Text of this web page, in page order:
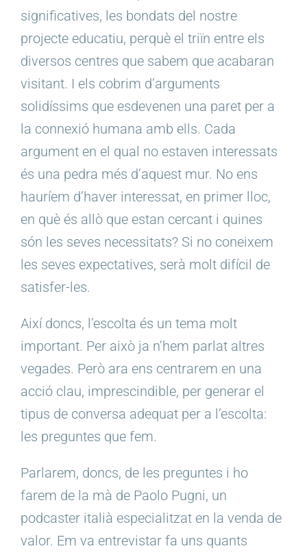
significatives, les bondats del nostre
projecte educatiu, perquè el triïn entre els
diversos centres que sabem que acabaran
visitant. I els cobrim d’arguments
solidíssims que esdevenen una paret per a
la connexió humana amb ells. Cada
argument en el qual no estaven interessats
és una pedra més d’aquest mur. No ens
hauríem d’haver interessat, en primer lloc,
en què és allò que estan cercant i quines
són les seves necessitats? Si no coneixem
les seves expectatives, serà molt difícil de
satisfer-les.
Així doncs, l’escolta és un tema molt
important. Per això ja n’hem parlat altres
vegades. Però ara ens centrarem en una
acció clau, imprescindible, per generar el
tipus de conversa adequat per a l’escolta:
les preguntes que fem.
Parlarem, doncs, de les preguntes i ho
farem de la mà de Paolo Pugni, un
podcaster italià especialitzat en la venda de
valor. Em va entrevistar fa uns quants